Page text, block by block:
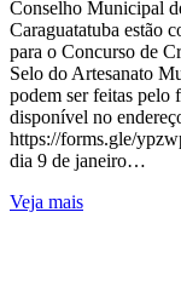
Conselho Municipal
Caraguatatuba estão
para o Concurso de
Selo do Artesanato
podem ser feitas pelo
disponível no
https://forms.gle/
dia 9 de janeiro…
Veja mais